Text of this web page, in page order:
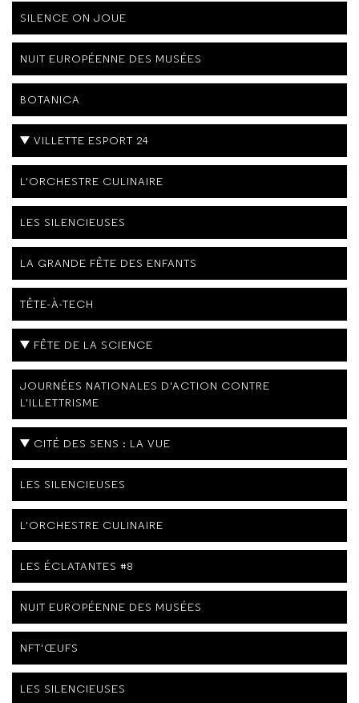
SILENCE ON JOUE
NUIT EUROPÉENNE DES MUSÉES
BOTANICA
VILLETTE ESPORT 24
L'ORCHESTRE CULINAIRE
LES SILENCIEUSES
LA GRANDE FÊTE DES ENFANTS
TÊTE-À-TECH
FÊTE DE LA SCIENCE
JOURNÉES NATIONALES D'ACTION CONTRE
L'ILLETTRISME
CITÉ DES SENS : LA VUE
LES SILENCIEUSES
L'ORCHESTRE CULINAIRE
LES ÉCLATANTES #8
NUIT EUROPÉENNE DES MUSÉES
NFT'ŒUFS
LES SILENCIEUSES